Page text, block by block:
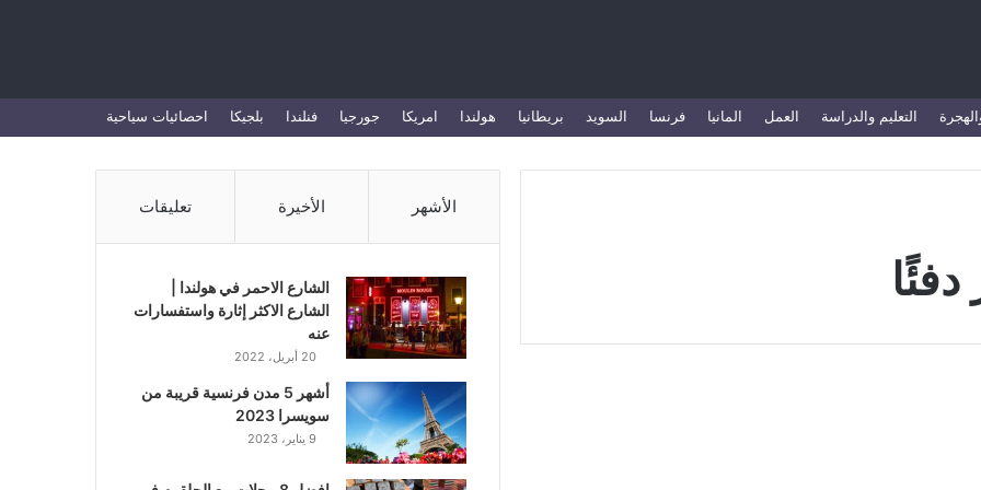
التعليم والدراسة العمل المانيا فرنسا السويد بريطانيا هولندا امريكا جورجيا فنلندا بلجيكا احصائيات سياحية
الأشهر الأخيرة تعليقات
الشارع الاحمر في هولندا |
الشارع الاكثر إثارة واستفسارات
عنه
20 أبريل، 2022
أشهر 5 مدن فرنسية قريبة من
سويسرا 2023
9 يناير، 2023